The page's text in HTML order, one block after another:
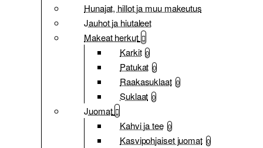
Hunajat, hillot ja muu makeutus
Jauhot ja hiutaleet
Makeat herkut
Karkit 0
Patukat 0
Raakasuklaat 0
Suklaat 0
Juomat
Kahvi ja tee 0
Kasvipohjaiset juomat 0